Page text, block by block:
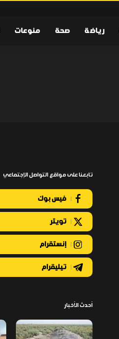
رياضة صحة منوعات
تابعنا على مواقع التواصل الإجتماعي
فيس بوك
تويتر
إنستقرام
تيليقرام
أحدث الأخبار